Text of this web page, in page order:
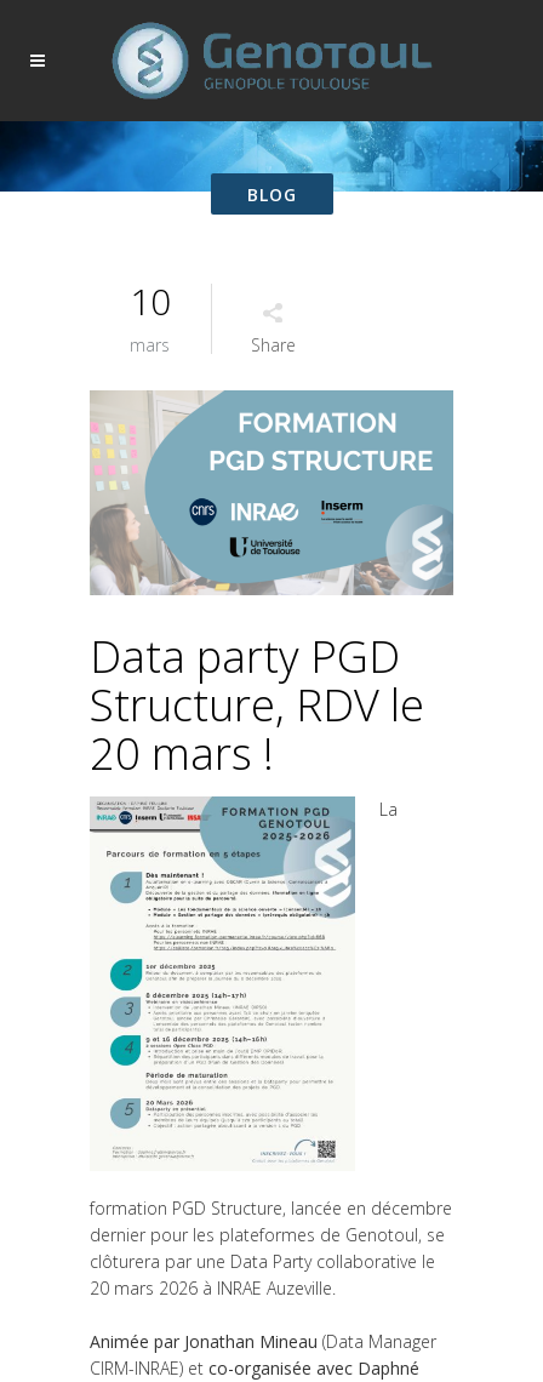
BLOG
10
mars Share
Data party PGD
Structure, RDV le
20 mars !
La
formation PGD Structure, lancée en décembre
dernier pour les plateformes de Genotoul, se
clôturera par une Data Party collaborative le
20 mars 2026 à INRAE Auzeville.
Animée par Jonathan Mineau (Data Manager
CIRM-INRAE) et co-organisée avec Daphné